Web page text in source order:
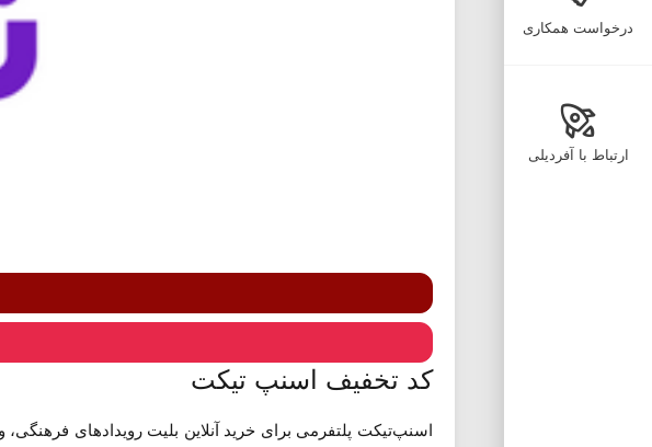
درخواست همکاری
ارتباط با آفردیلی
کد تخفیف اسنپ تیکت
اسنپ‌تیکت پلتفرمی برای خرید آنلاین بلیت رویدادهای